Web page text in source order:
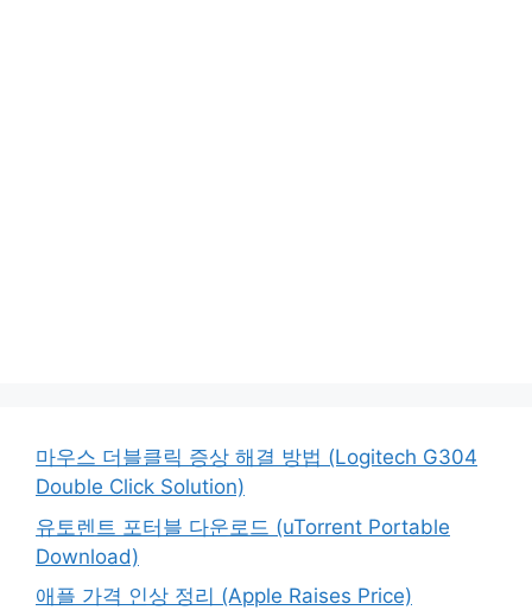
마우스 더블클릭 증상 해결 방법 (Logitech G304
Double Click Solution)
유토렌트 포터블 다운로드 (uTorrent Portable
Download)
애플 가격 인상 정리 (Apple Raises Price)